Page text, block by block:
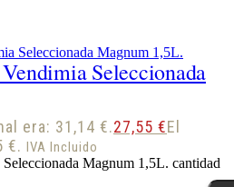
Seleccionada
era: 31,14 €.27,55 €El
€. IVA Incluido
Magnum 1,5L. cantidad